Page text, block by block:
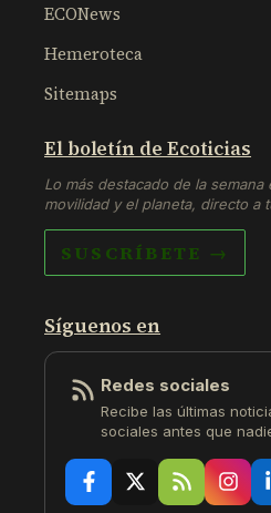
ECONews
Hemeroteca
Sitemaps
El boletín de Ecoticias
Lo más destacado de la
movilidad y el planeta, directo a
SUSCRÍBETE →
Síguenos en
Redes sociales
Recibe las últimas
sociales antes que